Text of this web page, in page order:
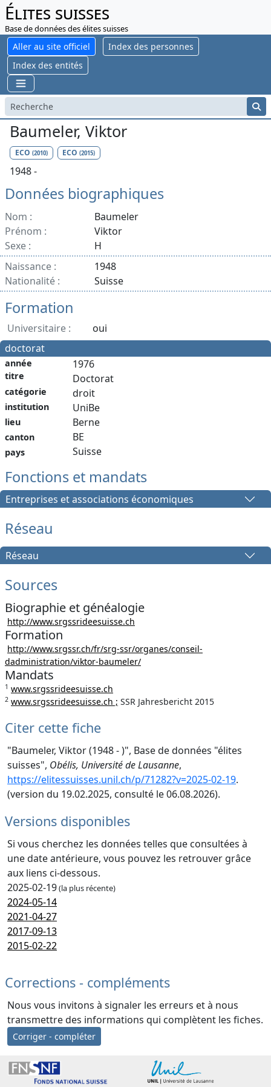
Élites suisses
Base de données des élites suisses
Aller au site officiel
Index des personnes
Index des entités
Baumeler, Viktor
ECO (2010) ECO(2015)
1948 -
Données biographiques
Nom :
Baumeler
Prénom :
Viktor
Sexe :
H
Naissance :
1948
Nationalité :
Suisse
Formation
Universitaire :
oui
doctorat
année
titre
catégorie
institution
lieu
canton
pays
1976
Doctorat
droit
UniBe
Berne
BE
Suisse
Fonctions et mandats
Entreprises et associations économiques
Réseau
Réseau
Sources
Biographie et généalogie
http://www.srgssrideesuisse.ch
Formation
http://www.srgssr.ch/fr/srg-ssr/organes/conseil-
dadministration/viktor-baumeler/
Mandats
1 www.srgssrideesuisse.ch
2 www.srgssrideesuisse.ch ; SSR Jahresbericht 2015
Citer cette fiche
"Baumeler, Viktor (1948 - )", Base de données "élites
suisses", Obélis, Université de Lausanne,
https://elitessuisses.unil.ch/p/71282?v=2025-02-19.
(version du 19.02.2025, consulté le 06.08.2026).
Versions disponibles
Si vous cherchez les données telles que consultées à
une date antérieure, vous pouvez les retrouver grâce
aux liens ci-dessous.
2025-02-19(la plus récente)
2024-05-14
2021-04-27
2017-09-13
2015-02-22
Corrections - compléments
Nous vous invitons à signaler les erreurs et à nous
transmettre des informations qui complètent les fiches.
Corriger - compléter